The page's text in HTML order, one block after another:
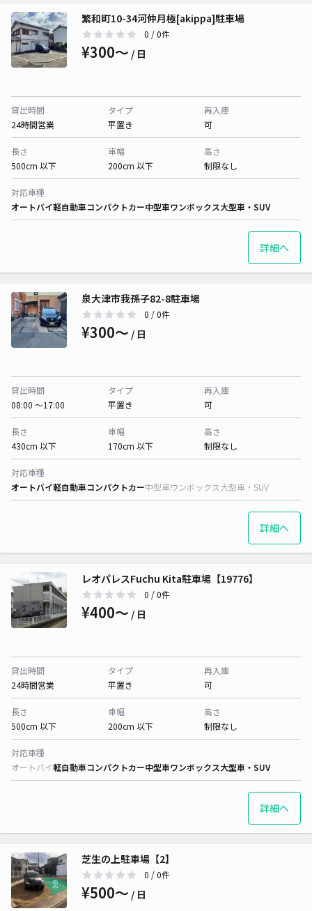
繁和町10-34河仲月極[akippa]駐車場
0 / 0件
¥300〜 / 日
貸出時間
24時間営業
タイプ
平置き
再入庫
可
長さ
500cm 以下
車幅
200cm 以下
高さ
制限なし
対応車種
オートバイ軽自動車コンパクトカー中型車ワンボックス大型車・SUV
詳細へ
泉大津市我孫子82-8駐車場
0 / 0件
¥300〜 / 日
貸出時間
08:00 〜17:00
タイプ
平置き
再入庫
可
長さ
430cm 以下
車幅
170cm 以下
高さ
制限なし
対応車種
オートバイ軽自動車コンパクトカー中型車ワンボックス大型車・SUV
詳細へ
レオパレスFuchu Kita駐車場【19776】
0 / 0件
¥400〜 / 日
貸出時間
24時間営業
タイプ
平置き
再入庫
可
長さ
500cm 以下
車幅
200cm 以下
高さ
制限なし
対応車種
オートバイ軽自動車コンパクトカー中型車ワンボックス大型車・SUV
詳細へ
芝生の上駐車場【2】
0 / 0件
¥500〜 / 日